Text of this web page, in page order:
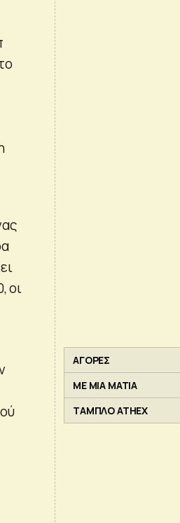
οι
ΑΓΟΡΕΣ
ΜΕ ΜΙΑ ΜΑΤΙΑ
ΤΑΜΠΛΟ ATHEX